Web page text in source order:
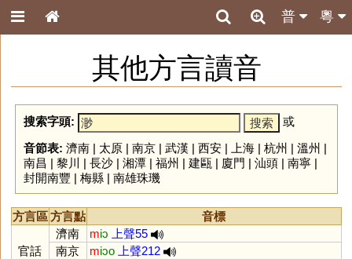
粵
普
其他方言讀音
搜索字頭:
或
音節表: 濟南| 太原| 南京| 武漢 | 西安| 上海| 杭州 | 溫州 |
南昌 | 黎川 | 長沙| 湘潭| 福州 | 建甌 | 廈門 | 汕頭| 南寧|
封開南豐 | 梅縣| 南雄珠璣
方言區方言點 音標
官話
濟南 miɔ
上聲55
南京
miɔo
上聲212